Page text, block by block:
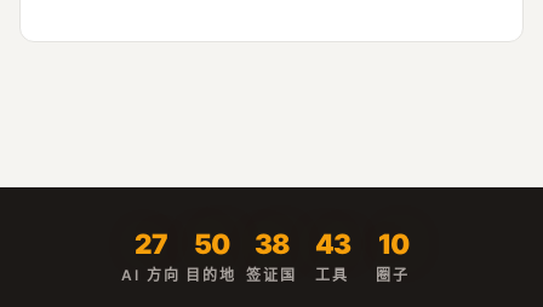
27
AI 方向
50
目的地
38
签证国
43
工具
10
圈子